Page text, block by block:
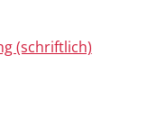
(schriftlich)